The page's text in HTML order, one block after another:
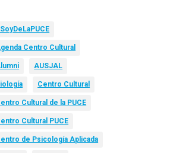
Centro Cultural
AUSJAL
Centro Cultural
Cultural de la PUCE
Cultural PUCE
de Psicología Aplicada